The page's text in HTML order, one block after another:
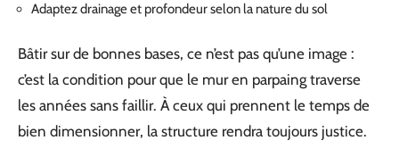
Adaptez drainage et profondeur selon la nature du sol
Bâtir sur de bonnes bases, ce n’est pas qu’une image :
c’est la condition pour que le mur en parpaing traverse
les années sans faillir. À ceux qui prennent le temps de
bien dimensionner, la structure rendra toujours justice.